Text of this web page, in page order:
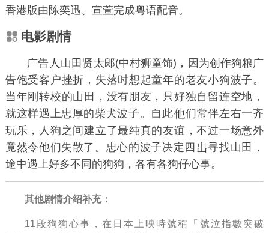
香港版由 陈奕迅、 宣萱完成粤语配音。
电影剧情
广告 山田贤太郎(中村狮童饰)，因为创作狗粮广
告饱受客户挫折，失落时想起童年的老友小狗波子。
当年刚转校的山田，没有朋友，只好独自留连空地，
就这样遇上忠厚的柴犬波子。自此
们常伴左右一齐
玩乐，人狗之间建立了最纯真的友谊，不过一场意外
竟然令他们失散了。忠心的波子决定四
寻找山田，
途中遇上好多不同的狗狗，各有各狗仔心事。
其他剧情介绍补充：
11段狗狗心事，在日本上映時號稱「號泣指數突破